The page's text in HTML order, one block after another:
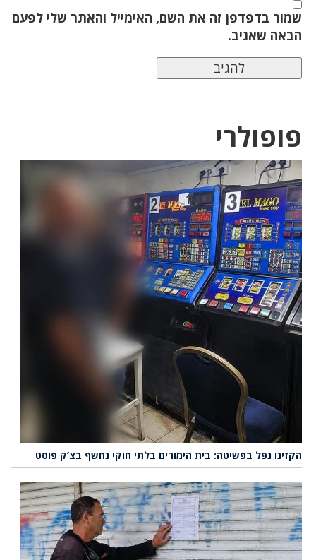
שמור בדפדפן זה את השם, האימייל והאתר שלי לפעם
הבאה שאגיב.
פופולרי
הקזינו נפל בפשיטה: בית הימורים בלתי חוקי נחשף בצ’ק פוסט